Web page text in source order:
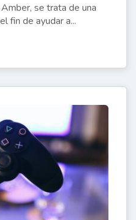
se trata de una
fin de ayudar a...